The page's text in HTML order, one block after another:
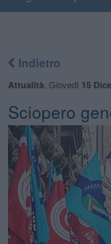
Indietro
Attualità Giovedì 15
Sciopero